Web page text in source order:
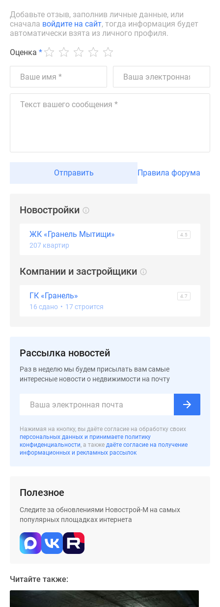
рынка
Покупателю
Экспертиза
новостроек
Эксперты
проекте
сайте
Апартаменты
#рассрочка
ипотека
скидками
новостроек
Субсидированная
Москве
Москве
Новостройки
премиум-
класса
Новостройки
бизнес-
Рассрочка
Траншевая
Добавьте отзыв, заполнив личные данные, или
сначала войдите на сайт, тогда информация будет
автоматически взята из личного профиля.
Оценка *
Отправить Правила форума
Новостройки
ЖК «Гранель Мытищи» 4.5
207 квартир
Компании и застройщики
ГК «Гранель» 4.7
16 сдано • 17 строится
Рассылка новостей
Раз в неделю мы будем присылать вам самые
интересные новости о недвижимости на почту
Нажимая на кнопку, вы даёте согласие на обработку своих
персональных данных и принимаете политику
конфиденциальности, а также даёте согласие на получение
информационных и рекламных рассылок
Полезное
Следите за обновлениями Новострой-М на самых
популярных площадках интернета
Читайте также: